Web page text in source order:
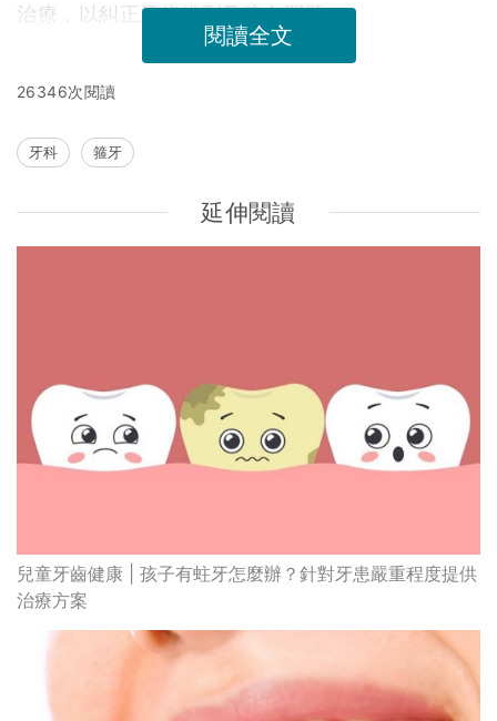
治療，以糾正牙齒排列及咬合問題。
閱讀全文
26346次閱讀
牙科 箍牙
延伸閱讀
兒童牙齒健康 | 孩子有蛀牙怎麼辦？針對牙患嚴重程度提供
治療方案